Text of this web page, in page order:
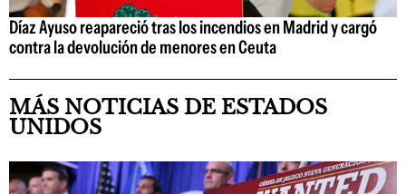
Díaz Ayuso reapareció tras los incendios en Madrid y cargó
contra la devolución de menores en Ceuta
MÁS NOTICIAS DE ESTADOS
UNIDOS